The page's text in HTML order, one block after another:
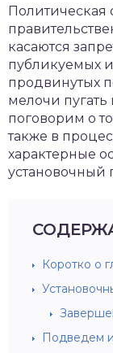
Политическая
касаются
публикуемых
продвинутых
мелочи
поговорим о
также в
характерные
установочный
Коротко о
Подведем